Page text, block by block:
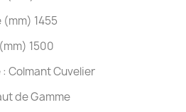
1455
1500
Colmant Cuvelier
de Gamme